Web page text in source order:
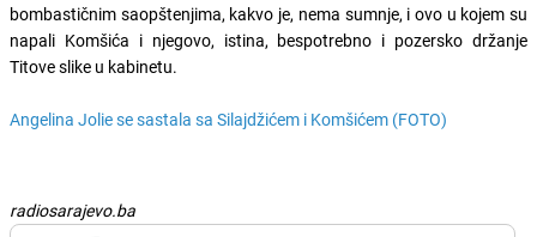
bombastičnim saopštenjima, kakvo je, nema sumnje, i ovo u kojem su
napali Komšića i njegovo, istina, bespotrebno i pozersko držanje
Titove slike u kabinetu.
Angelina Jolie se sastala sa Silajdžićem i Komšićem (FOTO)
radiosarajevo.ba